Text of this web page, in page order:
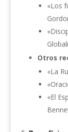
«Los
Otros
«La
«El